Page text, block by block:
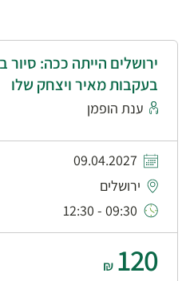
ירושלים הייתה ככה:
בעקבות מאיר ויצחק שלו
ענת הופמן
09.04.2027
ירושלים
09:30 - 12:30
120
₪